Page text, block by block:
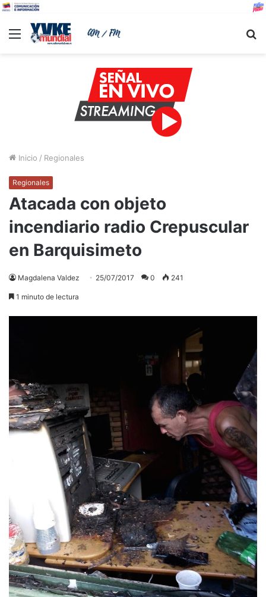
Menu
Inicio / Regionales
Regionales
Atacada con objeto
incendiario radio Crepuscular
en Barquisimeto
Magdalena Valdez 25/07/2017 0 241
1 minuto de lectura